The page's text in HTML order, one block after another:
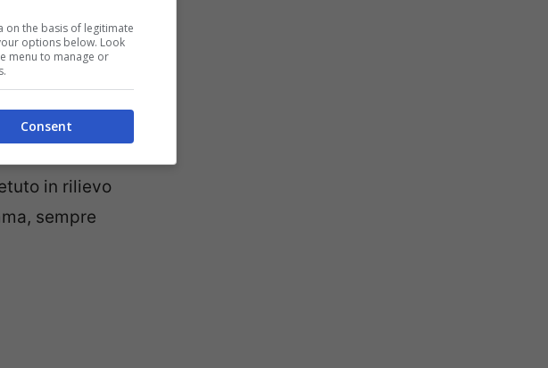
sono di
un
in rilievo
sempre
on the basis of legitimate
options below. Look
menu to manage or
Consent